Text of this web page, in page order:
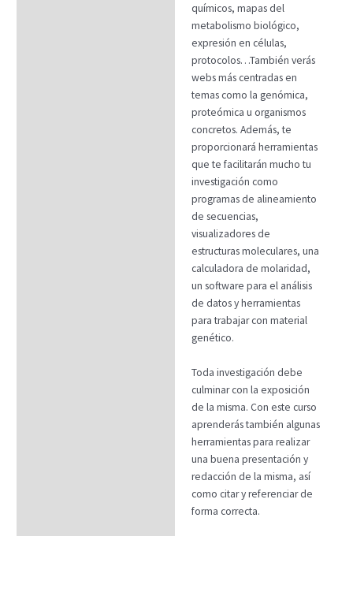
químicos, mapas del
metabolismo biológico,
expresión en células,
protocolos…También verás
webs más centradas en
temas como la genómica,
proteómica u organismos
concretos. Además, te
proporcionará herramientas
que te facilitarán mucho tu
investigación como
programas de alineamiento
de secuencias,
visualizadores de
estructuras moleculares, una
calculadora de molaridad,
un software para el análisis
de datos y herramientas
para trabajar con material
genético.
Toda investigación debe
culminar con la exposición
de la misma. Con este curso
aprenderás también algunas
herramientas para realizar
una buena presentación y
redacción de la misma, así
como citar y referenciar de
forma correcta.